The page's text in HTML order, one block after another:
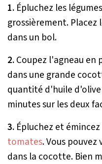
1. Épluchez les
grossièrement. Placez
dans un bol.
2.Coupez l'agneau en
dans une grande
quantité d'huile
minutes sur les deux
3. Épluchez et
tomates. Vous
dans la cocotte. Bien